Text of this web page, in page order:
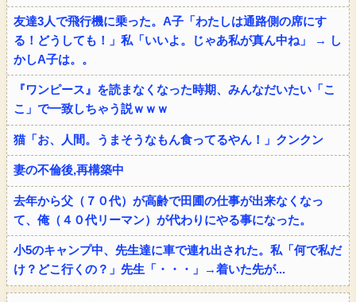
友達3人で飛行機に乗った。A子「わたしは通路側の席にす
る！どうしても！」私「いいよ。じゃあ私が真ん中ね」 → し
かしA子は。。
『ワンピース』を読まなくなった時期、みんなだいたい「こ
こ」で一致しちゃう説ｗｗｗ
猫「お、人間。うまそうなもん食ってるやん！」クンクン
妻の不倫後,再構築中
去年から父（７０代）が高齢で田圃の仕事が出来なくなっ
て、俺（４０代リーマン）が代わりにやる事になった。
小5のキャンプ中、先生達に車で連れ出された。私「何で私だ
け？どこ行くの？」先生「・・・」→着いた先が...